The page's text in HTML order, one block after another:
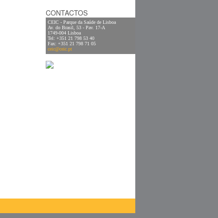
CONTACTOS
CEIC - Parque da Saúde de Lisboa
Av. do Brasil, 53 - Pav. 17-A
1749-004 Lisboa
Tel: +351 21 798 53 40
Fax: +351 21 798 71 05
ceic@ceic.pt